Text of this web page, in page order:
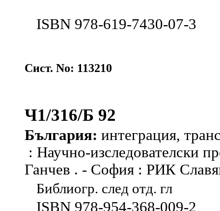
ISBN 978-619-7430-07-3
Сист. No: 113210
Ч1/316/Б 92
България: интеграция,
: Научно-изследователски
Ганчев . - София : РИК
Библиогр. след отд. гл
ISBN 978-954-368-009-2